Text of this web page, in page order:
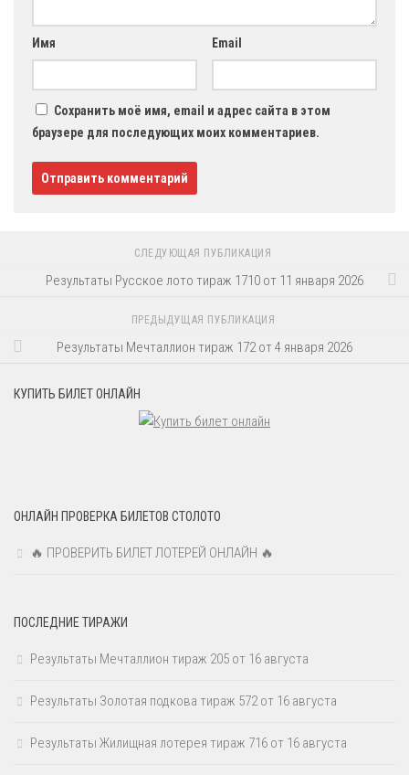
Имя Email
Сохранить моё имя, email и адрес сайта в этом
браузере для последующих моих комментариев.
СЛЕДУЮЩАЯ ПУБЛИКАЦИЯ
Результаты Русское лото тираж 1710 от 11 января 2026
ПРЕДЫДУЩАЯ ПУБЛИКАЦИЯ
Результаты Мечталлион тираж 172 от 4 января 2026
КУПИТЬ БИЛЕТ ОНЛАЙН
ОНЛАЙН ПРОВЕРКА БИЛЕТОВ СТОЛОТО
🔥 ПРОВЕРИТЬ БИЛЕТ ЛОТЕРЕЙ ОНЛАЙН 🔥
ПОСЛЕДНИЕ ТИРАЖИ
Результаты Мечталлион тираж 205 от 16 августа
Результаты Золотая подкова тираж 572 от 16 августа
Результаты Жилищная лотерея тираж 716 от 16 августа